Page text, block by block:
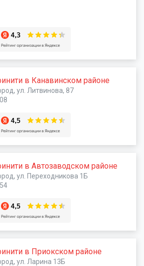
в Канавинском районе
ул. Литвинова, 87
в Автозаводском районе
ул. Переходникова 1Б
в Приокском районе
ул. Ларина 13Б